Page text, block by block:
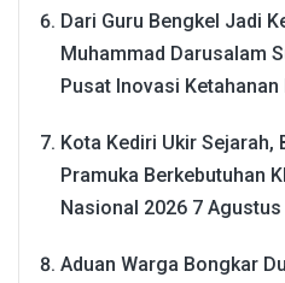
Dari Guru Bengkel Jadi
Muhammad Darusalam
Pusat Inovasi Ketahanan
Kota Kediri Ukir Sejarah,
Pramuka Berkebutuhan
Nasional 2026 7
Aduan Warga Bongkar